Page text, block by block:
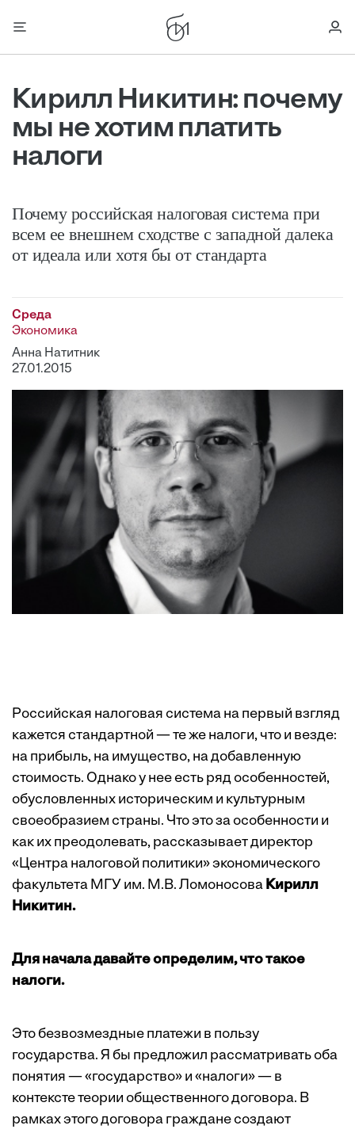
Кирилл Никитин: почему
мы не хотим платить
налоги
Почему российская налоговая система при
всем ее внешнем сходстве с западной далека
от идеала или хотя бы от стандарта
Среда
Экономика
Анна Натитник
27.01.2015
Российская налоговая система на первый взгляд
кажется стандартной — те же налоги, что и везде:
на прибыль, на имущество, на добавленную
стоимость. Однако у нее есть ряд особенностей,
обусловленных историческим и культурным
своеобразием страны. Что это за особенности и
как их преодолевать, рассказывает директор
«Центра налоговой политики» экономического
факультета МГУ им. М.В. Ломоносова Кирилл
Никитин.
Для начала давайте определим, что такое
налоги.
Это безвозмездные платежи в пользу
государства. Я бы предложил рассматривать оба
понятия — «государство» и «налоги» — в
контексте теории общественного договора. В
рамках этого договора граждане создают